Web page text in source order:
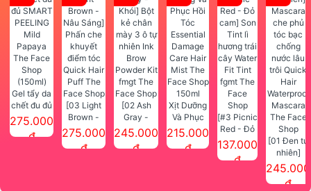
Gel tẩy da
chết đu đủ
SMART
PEELING
275.000
đ
[03 Light
Brown -
Nâu Sáng]
Phấn che
275.000
đ
[02 Ash
Gray -
Khói] Bột
kẻ chân
245.000
đ
Xịt Dưỡng
Và Phục
Hồi Tóc
Essential
215.000
đ
[#3 Picnic
Red - Đỏ
cam] Son
137.000
đ
[01 Đen tự
nhiên]
Mascara
che phủ
245.000
đ